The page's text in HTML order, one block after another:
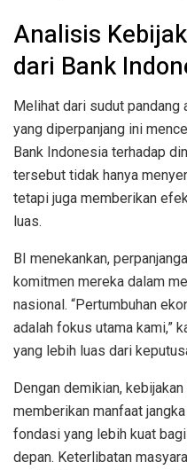
Analisis
dari Bank
Melihat dari sudut pandang
yang diperpanjang ini
Bank Indonesia terhadap
tersebut tidak hanya
tetapi juga memberikan
luas.
BI menekankan,
komitmen mereka dalam
nasional. “Pertumbuhan
adalah fokus utama kami,”
yang lebih luas dari
Dengan demikian,
memberikan manfaat
fondasi yang lebih kuat
depan. Keterlibatan